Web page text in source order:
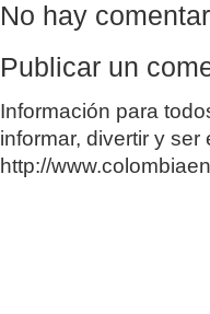
No hay
Publicar un
Información para
informar, divertir y
http://